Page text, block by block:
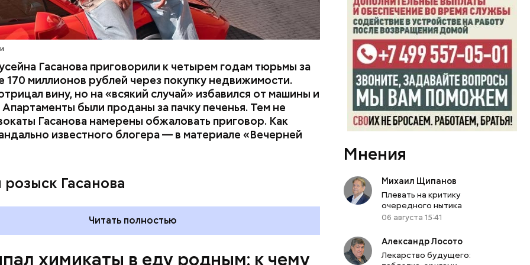
Гасанова приговорили к четырем годам тюрьмы за
170 миллионов рублей через покупку недвижимости.
вину, но на «всякий случай» избавился от машины и
были проданы за пачку печенья. Тем не
Гасанова намерены обжаловать приговор. Как
известного блогера — в материале «Вечерней
Гасанова
Читать полностью
химикаты в еду родным: к чему
Артем Миссюра, который тайно приходил в квартиру
и подсыпал им в еду химикаты. Также отравленную
младшая сестра.
Мнения
Михаил Щипанов
Плевать на критику
очередного нытика
06 августа 15:41
Александр Лосото
Лекарство будущего: